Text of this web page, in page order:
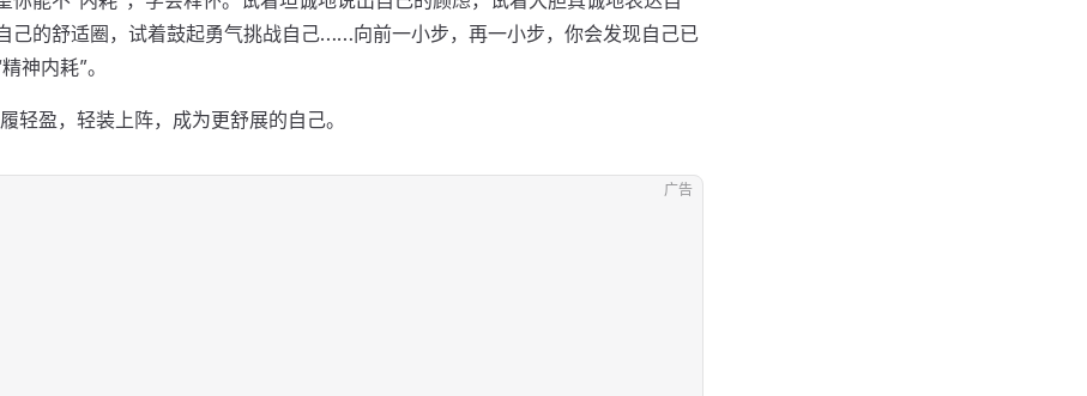
己的舒适圈，试着鼓起勇气挑战自己……向前一小步，再一小步，你会发现自己已
神内耗”。
轻盈，轻装上阵，成为更舒展的自己。
广告